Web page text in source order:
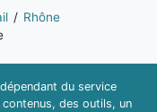
Rhône
du service
des outils, un